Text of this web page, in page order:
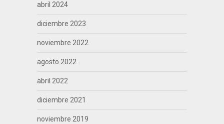
abril 2024
diciembre 2023
noviembre 2022
agosto 2022
abril 2022
diciembre 2021
noviembre 2019